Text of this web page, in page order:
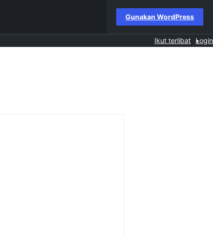
Gunakan WordPress
Ikut terlibat Login